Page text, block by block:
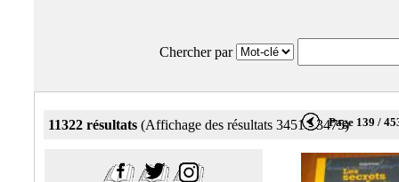
Chercher par
11322 résultats (Affichage des résultats 3451 - 3475)Page 139 /